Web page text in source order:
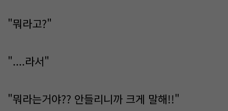
"뭐라고?"
"....라서"
"뭐라는거야?? 안들리니까 크게 말해!!"